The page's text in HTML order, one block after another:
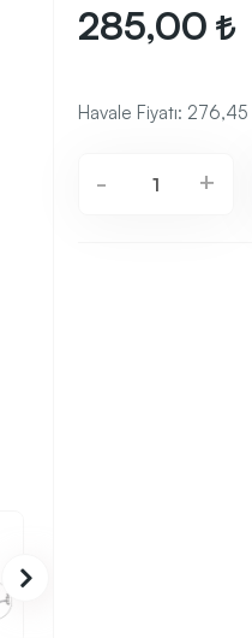
285,00
Havale Fiyatı: 276,45
- +